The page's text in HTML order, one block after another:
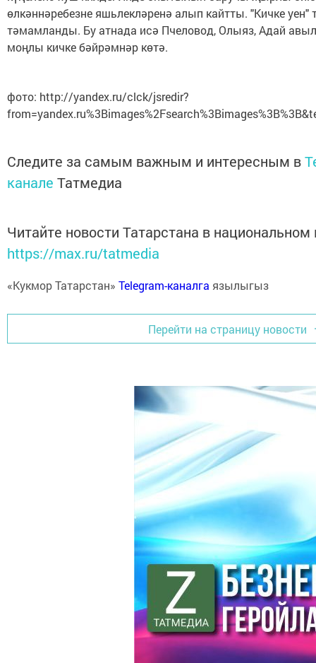
өлкәннәребезне яшьлекләренә алып кайтты. "Кичке уен"
тәмамланды. Бу атнада исә Пчеловод, Олыяз, Адай
моңлы кичке бәйрәмнәр көтә.
фото: http://yandex.ru/clck/jsredir?
Следите за самым важным и интересным в
канале Татмедиа
Читайте новости Татарстана в
https://max.ru/tatmedia
«Кукмор Татарстан» Telegram-каналга язылыгыз
Перейти на страницу новости